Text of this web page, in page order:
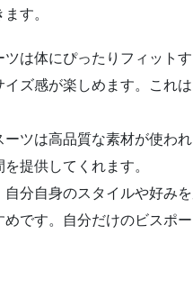
す。
ツは体にぴったりフィット
イズ感が楽しめます。これ
ーツは高品質な素材が使わ
提供してくれます。
自分自身のスタイルや好み
めです。自分だけのビスポ